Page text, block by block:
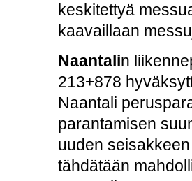
keskitettyä
kaavaillaan
Naantalin
213+878
Naantali
parantamisen
uuden
tähdätään